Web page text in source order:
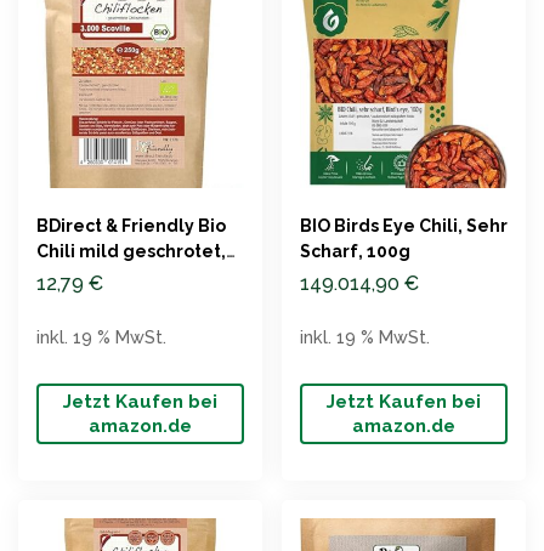
BDirect & Friendly Bio
Chili mild geschrotet,
250g
12,79 €
Jetzt Kaufen bei
amazon.de
inkl. 19 % MwSt.
BIO Birds Eye Chili, Sehr
Scharf, 100g
149.014,90 €
Jetzt Kaufen bei
amazon.de
inkl. 19 % MwSt.